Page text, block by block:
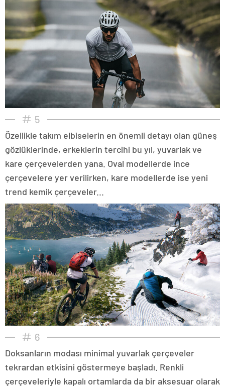
5
Özellikle takım elbiselerin en önemli detayı olan güneş
gözlüklerinde, erkeklerin tercihi bu yıl, yuvarlak ve
kare çerçevelerden yana. Oval modellerde ince
çerçevelere yer verilirken, kare modellerde ise yeni
trend kemik çerçeveler...
6
Doksanların modası minimal yuvarlak çerçeveler
tekrardan etkisini göstermeye başladı. Renkli
çerçeveleriyle kapalı ortamlarda da bir aksesuar olarak